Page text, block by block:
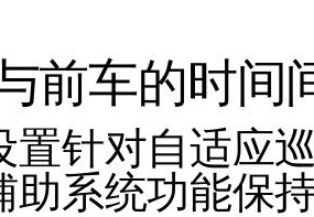
前车的时间
置针对自适应
助系统功能保